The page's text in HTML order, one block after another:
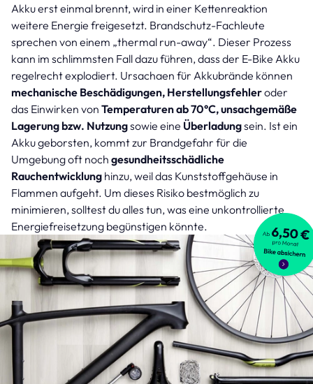
Akku erst einmal brennt, wird in einer Kettenreaktion
weitere Energie freigesetzt. Brandschutz-Fachleute
sprechen von einem „thermal run-away“. Dieser Prozess
kann im schlimmsten Fall dazu führen, dass der E-Bike Akku
regelrecht explodiert. Ursachaen für Akkubrände können
mechanische Beschädigungen, Herstellungsfehleroder
das Einwirken von Temperaturen ab 70°C, unsachgemäße
Lagerung bzw. Nutzungsowie eine Überladungsein. Ist ein
Akku geborsten, kommt zur Brandgefahr für die
Umgebung oft noch gesundheitsschädliche
Rauchentwicklung hinzu, weil das Kunststoffgehäuse in
Flammen aufgeht. Um dieses Risiko bestmöglich zu
minimieren, solltest du alles tun, was eine unkontrollierte
Energiefreisetzung begünstigen könnte.